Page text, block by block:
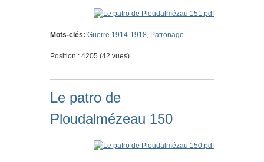
Mots-clés: Guerre 1914-1918, Patronage
Position : 4205 (42 vues)
Le patro de
Ploudalmézeau 150